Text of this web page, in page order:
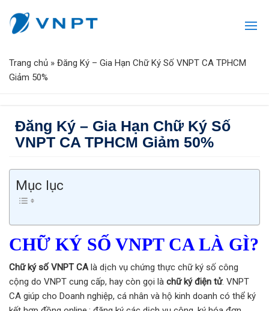
Trang chủ » Đăng Ký – Gia Hạn Chữ Ký Số VNPT CA TPHCM
Giảm 50%
Đăng Ký – Gia Hạn Chữ Ký Số
VNPT CA TPHCM Giảm 50%
Mục lục
CHỮ KÝ SỐ VNPT CA LÀ GÌ?
Chữ ký số VNPT CA là dịch vụ chứng thực chữ ký số công
cộng do VNPT cung cấp, hay còn gọi là chữ ký điện tử. VNPT
CA giúp cho Doanh nghiệp, cá nhân và hộ kinh doanh có thể ký